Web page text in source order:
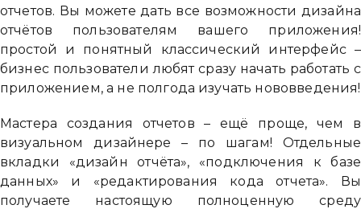
отчетов. Вы можете дать все возможности дизайна
отчётов пользователям вашего приложения!
простой и понятный классический интерфейс –
бизнес пользователи любят сразу начать работать с
приложением, а не полгода изучать нововведения!
Мастера создания отчетов – ещё проще, чем в
визуальном дизайнере – по шагам! Отдельные
вкладки «дизайн отчёта», «подключения к базе
данных» и «редактирования кода отчета». Вы
получаете настоящую полноценную среду